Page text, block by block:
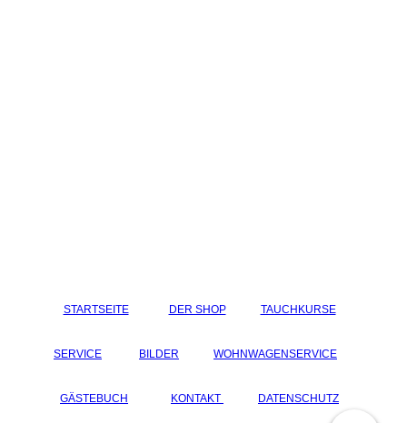
STARTSEITE DER SHOP TAUCHKURSE
SERVICE BILDER WOHNWAGENSERVICE
GÄSTEBUCH KONTAKT DATENSCHUTZ